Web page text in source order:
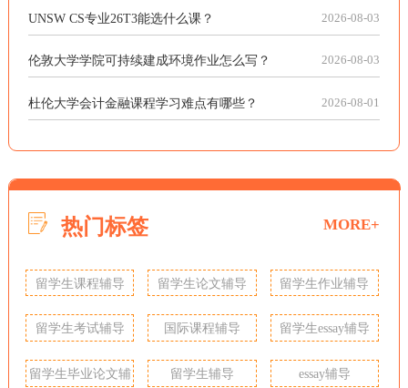
UNSW CS专业26T3能选什么课？ 2026-08-03
伦敦大学学院可持续建成环境作业怎么写？ 2026-08-03
杜伦大学会计金融课程学习难点有哪些？ 2026-08-01
热门标签 MORE+
留学生课程辅导 留学生论文辅导 留学生作业辅导
留学生考试辅导 国际课程辅导 留学生essay辅导
留学生毕业论文辅
留学生辅导 essay辅导